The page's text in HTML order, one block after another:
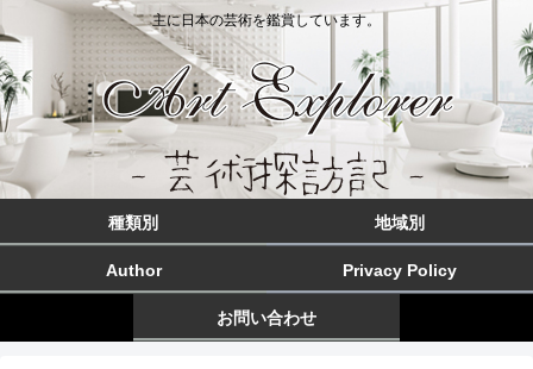
主に日本の芸術を鑑賞しています。
種類別 地域別
Author Privacy Policy
お問い合わせ